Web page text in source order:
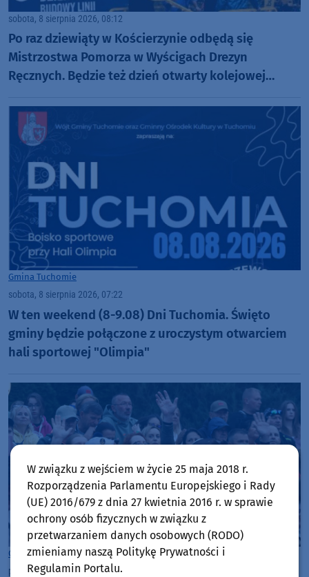
sobota, 8 sierpnia 2026, 08:12
Po raz dziewiąty w Kościerzynie odbędą się
Mistrzostwa Pomorza w Wyścigach Drezyn
Ręcznych. Będzie też dzień otwarty kolejowej
Gmina Tuchomie
sobota, 8 sierpnia 2026, 07:22
W ten weekend (8-9.08) Dni Tuchomia. Święto
gminy będzie połączone z uroczystym otwarciem
hali sportowej "Olimpia"
Gmina Chojnice
piątek, 7 sierpnia 2026, 21:15
W związku z wejściem w życie 25 maja 2018 r.
Rozporządzenia Parlamentu Europejskiego i Rady
(UE) 2016/679 z dnia 27 kwietnia 2016 r. w sprawie
ochrony osób fizycznych w związku z
przetwarzaniem danych osobowych (RODO)
zmieniamy naszą Politykę Prywatności i
Regulamin Portalu.